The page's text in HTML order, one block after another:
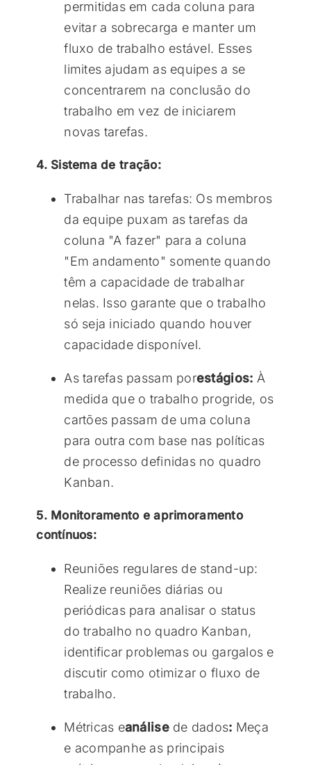
permitidas em cada coluna para
evitar a sobrecarga e manter um
fluxo de trabalho estável. Esses
limites ajudam as equipes a se
concentrarem na conclusão do
trabalho em vez de iniciarem
novas tarefas.
4. Sistema de tração:
Trabalhar nas tarefas: Os membros
da equipe puxam as tarefas da
coluna "A fazer" para a coluna
"Em andamento" somente quando
têm a capacidade de trabalhar
nelas. Isso garante que o trabalho
só seja iniciado quando houver
capacidade disponível.
As tarefas passam porestágios: À
medida que o trabalho progride, os
cartões passam de uma coluna
para outra com base nas políticas
de processo definidas no quadro
Kanban.
5. Monitoramento e aprimoramento
contínuos:
Reuniões regulares de stand-up:
Realize reuniões diárias ou
periódicas para analisar o status
do trabalho no quadro Kanban,
identificar problemas ou gargalos e
discutir como otimizar o fluxo de
trabalho.
Métricas eanálise de dados: Meça
e acompanhe as principais